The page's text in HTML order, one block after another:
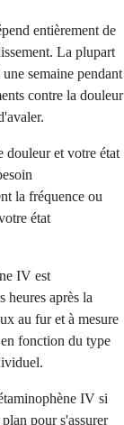
entièrement de
La plupart
semaine pendant
contre la douleur
douleur et votre état
la fréquence ou
état
IV est
heures après la
au fur et à mesure
fonction du type
IV si
pour s'assurer